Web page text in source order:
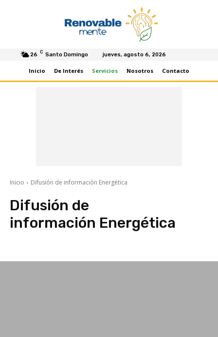
26 C Santo Domingo jueves, agosto 6, 2026
Inicio De Interés Servicios Nosotros Contacto
Inicio Difusión de información Energética
Difusión de
información Energética